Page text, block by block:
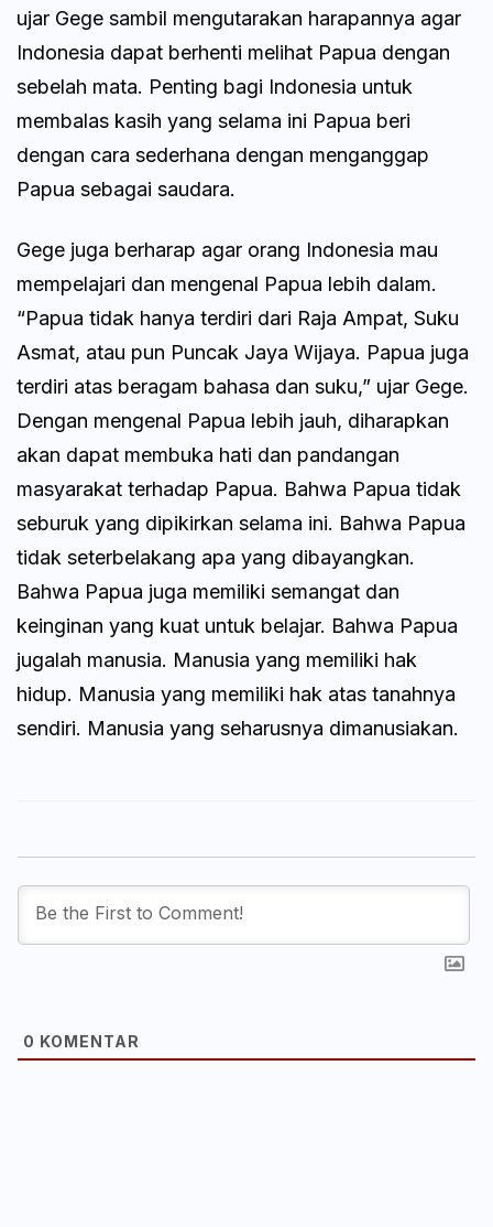
ujar Gege sambil mengutarakan harapannya agar
Indonesia dapat berhenti melihat Papua dengan
sebelah mata. Penting bagi Indonesia untuk
membalas kasih yang selama ini Papua beri
dengan cara sederhana dengan menganggap
Papua sebagai saudara.
Gege juga berharap agar orang Indonesia mau
mempelajari dan mengenal Papua lebih dalam.
“Papua tidak hanya terdiri dari Raja Ampat, Suku
Asmat, atau pun Puncak Jaya Wijaya. Papua juga
terdiri atas beragam bahasa dan suku,” ujar Gege.
Dengan mengenal Papua lebih jauh, diharapkan
akan dapat membuka hati dan pandangan
masyarakat terhadap Papua. Bahwa Papua tidak
seburuk yang dipikirkan selama ini. Bahwa Papua
tidak seterbelakang apa yang dibayangkan.
Bahwa Papua juga memiliki semangat dan
keinginan yang kuat untuk belajar. Bahwa Papua
jugalah manusia. Manusia yang memiliki hak
hidup. Manusia yang memiliki hak atas tanahnya
sendiri. Manusia yang seharusnya dimanusiakan.
0 KOMENTAR